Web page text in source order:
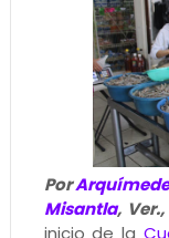
Por
Misantla, Ver.,
inicio de la